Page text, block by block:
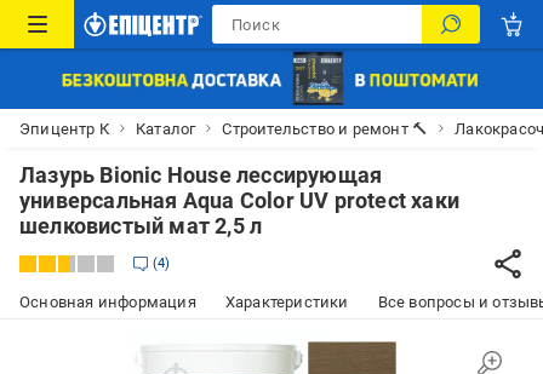
Эпицентр К Каталог Строительство и ремонт 🔨
Лазурь Bionic House лессирующая
универсальная Aqua Color UV protect хаки
шелковистый мат 2,5 л
4
Основная информация Характеристики Все вопросы и